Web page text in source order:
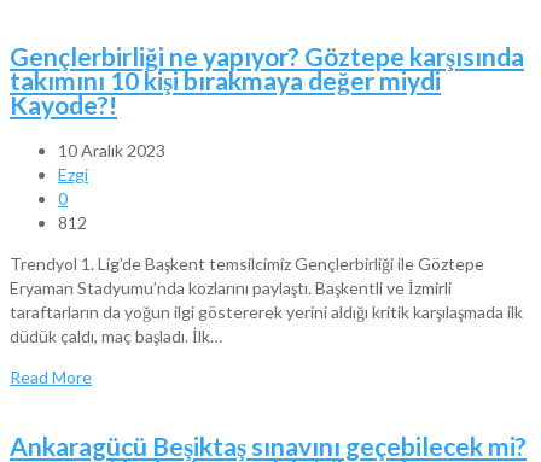
Gençlerbirliği ne yapıyor? Göztepe karşısında
takımını 10 kişi bırakmaya değer miydi
Kayode?!
10 Aralık 2023
Ezgi
0
812
Trendyol 1. Lig’de Başkent temsilcimiz Gençlerbirliği ile Göztepe
Eryaman Stadyumu’nda kozlarını paylaştı. Başkentli ve İzmirli
taraftarların da yoğun ilgi göstererek yerini aldığı kritik karşılaşmada ilk
düdük çaldı, maç başladı. İlk…
Read More
Ankaragücü Beşiktaş sınavını geçebilecek mi?